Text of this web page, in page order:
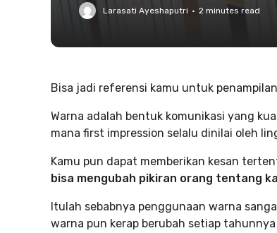
Larasati Ayeshaputri · 2 minutes read
Bisa jadi referensi kamu untuk
Warna adalah bentuk komunikasi yang
mana first impression selalu dinilai oleh
Kamu pun dapat memberikan kesan
bisa mengubah pikiran orang tentang
Itulah sebabnya penggunaan warna
warna pun kerap berubah setiap